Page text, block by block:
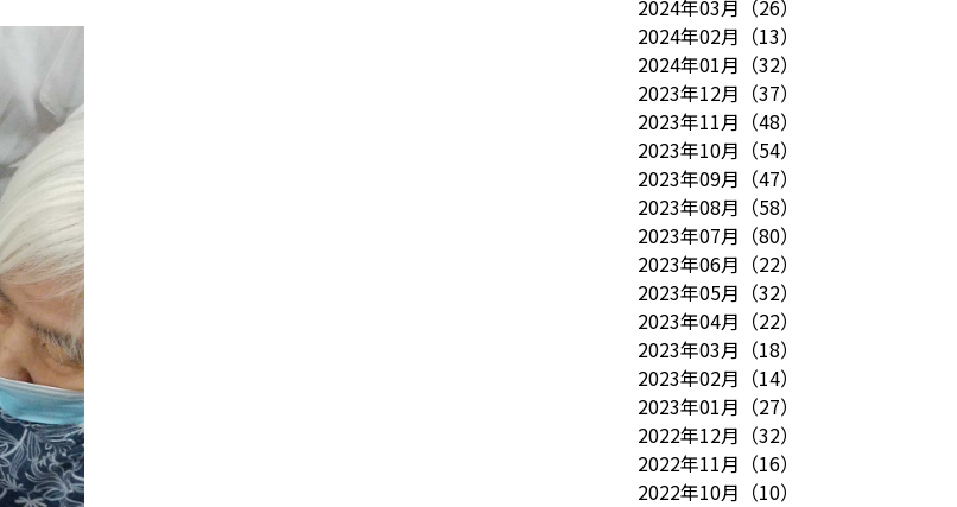
2024年03月 （26）
2024年02月 （13）
2024年01月 （32）
2023年12月 （37）
2023年11月 （48）
2023年10月 （54）
2023年09月 （47）
2023年08月 （58）
2023年07月 （80）
2023年06月 （22）
2023年05月 （32）
2023年04月 （22）
2023年03月 （18）
2023年02月 （14）
2023年01月 （27）
2022年12月 （32）
2022年11月 （16）
2022年10月 （10）